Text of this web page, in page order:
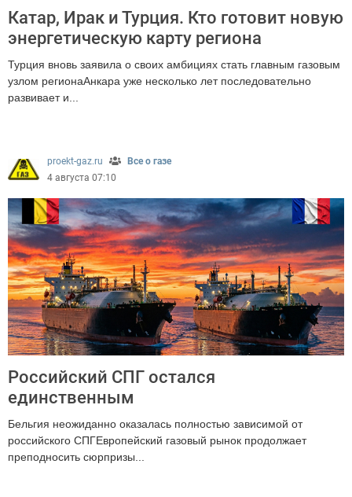
Катар, Ирак и Турция. Кто готовит новую
энергетическую карту региона
Турция вновь заявила о своих амбициях стать главным газовым
узлом регионаАнкара уже несколько лет последовательно
развивает и...
proekt-gaz.ru
Все о газе
4 августа 07:10
Российский СПГ остался
единственным
Бельгия неожиданно оказалась полностью зависимой от
российского СПГЕвропейский газовый рынок продолжает
преподносить сюрпризы...